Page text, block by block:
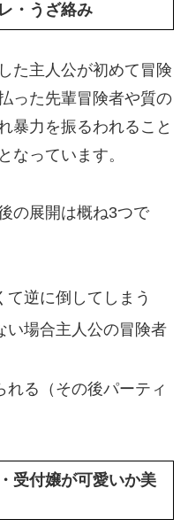
・うざ絡み
た主人公が初めて冒険
った先輩冒険者や質の
暴力を振るわれること
なっています。
の展開は概ね3つで
て逆に倒してしまう
い場合主人公の冒険者
る（その後パーティ
受付嬢が可愛いか美